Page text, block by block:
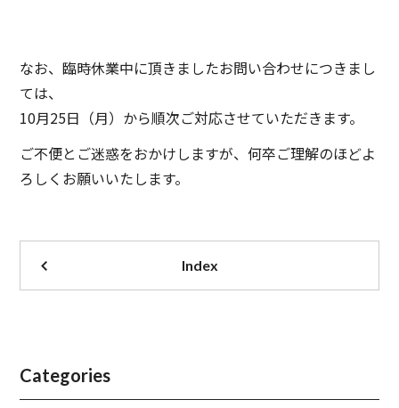
なお、臨時休業中に頂きましたお問い合わせにつきまし
ては、
10月25日（月）から順次ご対応させていただきます。
ご不便とご迷惑をおかけしますが、何卒ご理解のほどよ
ろしくお願いいたします。
Index
Categories